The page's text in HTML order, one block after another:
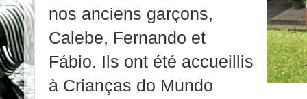
nos anciens garçons,
Calebe, Fernando et
Fábio. Ils ont été accueillis
à Crianças do Mundo